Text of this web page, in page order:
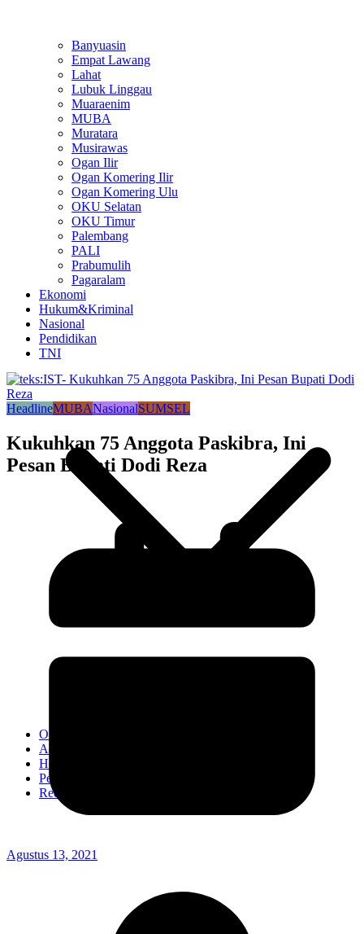
Banyuasin
Empat Lawang
Lahat
Lubuk Linggau
Muaraenim
MUBA
Muratara
Musirawas
Ogan Ilir
Ogan Komering Ilir
Ogan Komering Ulu
OKU Selatan
OKU Timur
Palembang
PALI
Prabumulih
Pagaralam
Ekonomi
Hukum&Kriminal
Nasional
Pendidikan
TNI
OPINI
Advertorial
Headline
Pedoman Media Ciber
Redaksi
HeadlineMUBANasionalSUMSEL
Kukuhkan 75 Anggota Paskibra, Ini
Pesan Bupati Dodi Reza
Agustus 13, 2021